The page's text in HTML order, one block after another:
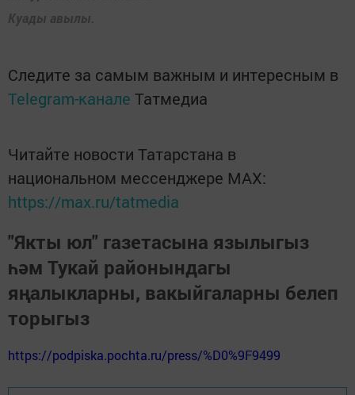
Куады авылы.
Следите за самым важным и интересным в
Telegram-канале Татмедиа
Читайте новости Татарстана в
национальном мессенджере MАХ:
https://max.ru/tatmedia
"Якты юл" газетасына язылыгыз
һәм Тукай районындагы
яңалыкларны, вакыйгаларны белеп
торыгыз
https://podpiska.pochta.ru/press/%D0%9F9499